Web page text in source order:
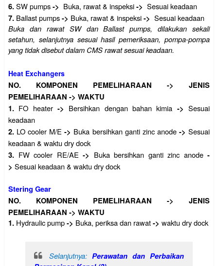
6.SW pumps-> Buka, rawat & inspeksi-> Sesuai keadaan
7. Ballast pumps-> Buka, rawat & inspeksi-> Sesuai keadaan
Buka dan rawat SW dan Ballast pumps, dilakukan sekali
setahun, selanjutnya sesuai hasil pemeriksaan, pompa-pompa
yang tidak disebut dalam CMS rawat sesuai keadaan.
Heat Exchangers
NO. KOMPONEN PEMELIHARAAN ->
JENIS
PEMELIHARAAN -> WAKTU
1. FO heater -> Bersihkan dengan bahan kimia ->Sesuai
keadaan
2. LO cooler M/E-> Buka bersihkan ganti zinc anode ->Sesuai
keadaan & waktu dry dock
3. FW cooler RE/AE -> Buka bersihkan ganti zinc anode -
> Sesuai keadaan & waktu dry dock
Stering Gear
NO. KOMPONEN PEMELIHARAAN ->
JENIS
PEMELIHARAAN -> WAKTU
1. Hydraulic pump-> Buka, periksa dan rawat-> waktu dry dock
Selanjutnya: Perawatan dan Perbaikan